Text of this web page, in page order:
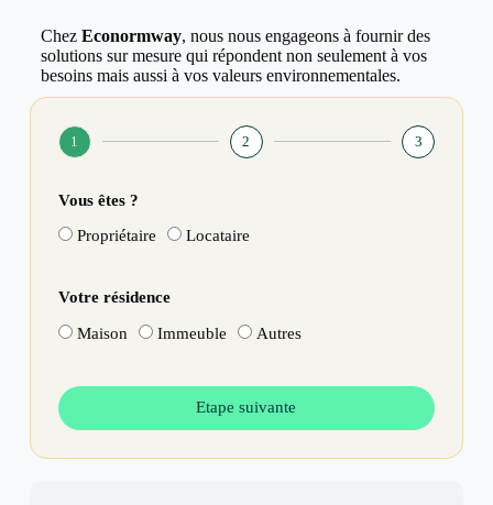
Chez Econormway, nous nous engageons à fournir des
solutions sur mesure qui répondent non seulement à vos
besoins mais aussi à vos valeurs environnementales.
1 2 3
Vous êtes ?
Propriétaire Locataire
Votre résidence
Maison Immeuble Autres
Etape suivante